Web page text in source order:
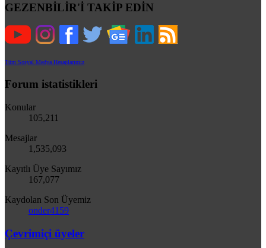
GEZENBİLİR'İ TAKİP EDİN
Tüm Sosyal Medya Hesaplarımız
Forum istatistikleri
Konular
105,211
Mesajlar
1,535,093
Kayıtlı Üye Sayımız
167,077
Kaydolan Son Üyemiz
onder4159
Çevrimiçi üyeler